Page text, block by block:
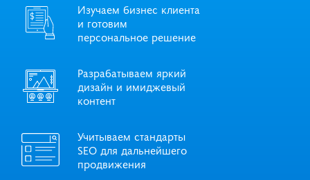
Изучаем бизнес клиента
и готовим
персональное решение
Разрабатываем яркий
дизайн и имиджевый
контент
Учитываем стандарты
SEO для дальнейшего
продвижения